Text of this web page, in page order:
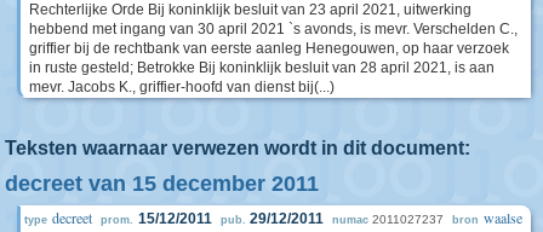
Rechterlijke Orde Bij koninklijk besluit van 23 april 2021, uitwerking
hebbend met ingang van 30 april 2021 `s avonds, is mevr. Verschelden C.,
griffier bij de rechtbank van eerste aanleg Henegouwen, op haar verzoek
in ruste gesteld; Betrokke Bij koninklijk besluit van 28 april 2021, is aan
mevr. Jacobs K., griffier-hoofd van dienst bij(...)
Teksten waarnaar verwezen wordt in dit document:
decreet van 15 december 2011
type decreet prom. 15/12/2011 pub. 29/12/2011 numac 2011027237 bron waalse